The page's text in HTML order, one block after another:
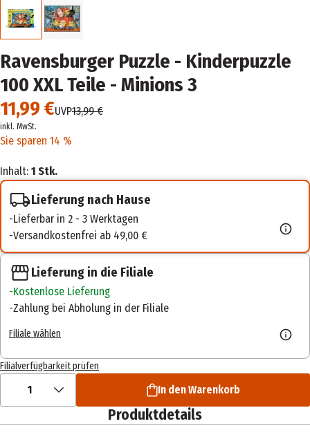
Ravensburger Puzzle - Kinderpuzzle
100 XXL Teile - Minions 3
11,99 €UVP13,99 €
inkl. MwSt.
Sie sparen 14 %
Inhalt: 1 Stk.
Lieferung nach Hause
Lieferbar in 2 - 3 Werktagen
Versandkostenfrei ab 49,00 €
Lieferung in die Filiale
Kostenlose Lieferung
Zahlung bei Abholung in der Filiale
Filiale wählen
Filialverfügbarkeit prüfen
1 In den Warenkorb
Produktdetails